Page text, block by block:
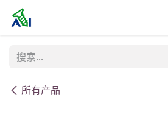
跳至内容
所有产品